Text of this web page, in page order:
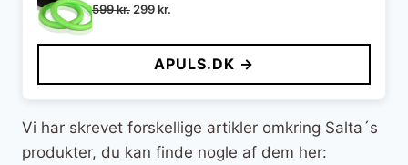
599kr. Den
pris
599 kr..
299kr.
pris
er:
299 kr..
APULS.DK →
Vi har skrevet forskellige artikler omkring Salta´s
produkter, du kan finde nogle af dem her: